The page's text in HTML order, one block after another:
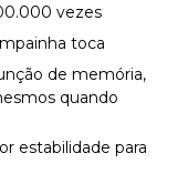
vezes
toca
de memória,
quando
estabilidade para